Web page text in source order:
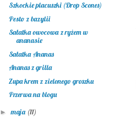
Szkockie placuszki (Drop Scones)
Pesto z bazylii
Sałatka owocowa z ryżem w
ananasie
Sałatka Ananas
Ananas z grilla
Zupa krem z zielonego groszku
Przerwa na blogu
► maja (11)